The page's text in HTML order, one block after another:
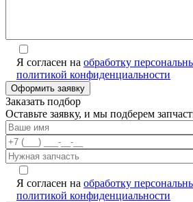
Я согласен на обработку
политикой конфиденциальности
Заказать подбор
Оставьте заявку, и мы подберем
Я согласен на обработку
политикой конфиденциальности